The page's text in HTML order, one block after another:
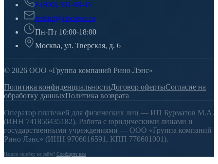
8 (800) 301-88-45
institut@rinolens.ru
Пн-Пт 10:00-18:00
Москва, ул. Тверская, д. 6
© 2026 ООО «Группа компаний Рино Лэнс»
Политика конфиденциальностиДоговор офертыСогласие на
обработку данныхПолитика возврата
Оператор платежей для физических лиц — ИП Бурматов М.А.
(ИНН 741856435182). Работа с юридическими лицами и
государственными учреждениями — ООО «Группа компаний
Рино Лэнс» (ИНН 9706016591, КПП 770601001).
Нашли ошибку на сайте? Сообщите нам